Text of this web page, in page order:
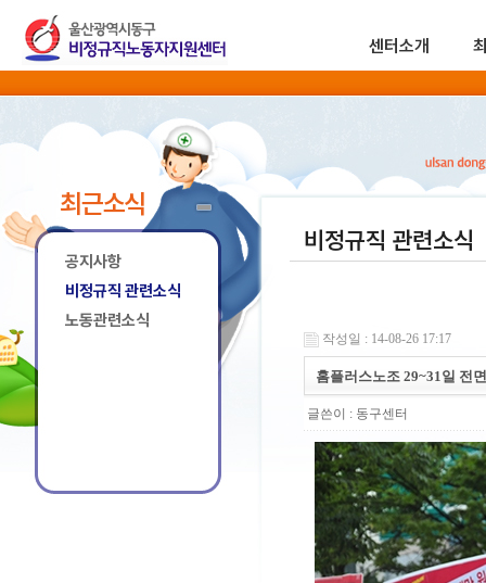
센터소개
최근소식
공지사항
비정규직 관련소식
노동관련소식
비정규직 관련소식
작성일 : 14-08-26 17:17
홈플러스노조 29~31일 전
글쓴이 : 동구센터